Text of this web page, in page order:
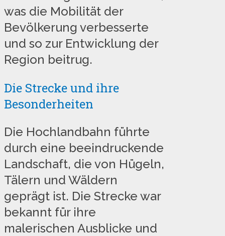
was die Mobilität der
Bevölkerung verbesserte
und so zur Entwicklung der
Region beitrug.
Die Strecke und ihre
Besonderheiten
Die Hochlandbahn führte
durch eine beeindruckende
Landschaft, die von Hügeln,
Tälern und Wäldern
geprägt ist. Die Strecke war
bekannt für ihre
malerischen Ausblicke und